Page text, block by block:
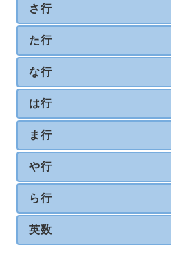
さ行
た行
な行
は行
ま行
や行
ら行
英数